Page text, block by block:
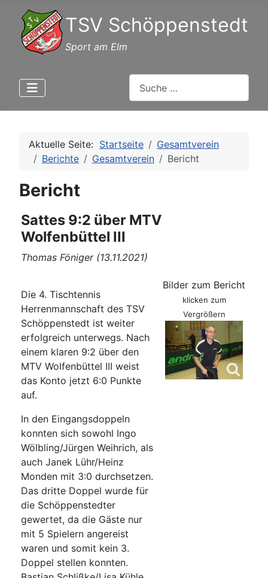
TSV Schöppenstedt
Sport am Elm
Aktuelle Seite: Startseite
Gesamtverein
Berichte
Gesamtverein Bericht
Bericht
Sattes 9:2 über MTV
Wolfenbüttel III
Thomas Föniger (13.11.2021)
Die 4. Tischtennis
Herrenmannschaft des TSV
Schöppenstedt ist weiter
erfolgreich unterwegs. Nach
einem klaren 9:2 über den
MTV Wolfenbüttel III weist
das Konto jetzt 6:0 Punkte
auf.
In den Eingangsdoppeln
konnten sich sowohl Ingo
Wölbling/Jürgen Weihrich, als
auch Janek Lühr/Heinz
Monden mit 3:0 durchsetzen.
Das dritte Doppel wurde für
die Schöppenstedter
gewertet, da die Gäste nur
mit 5 Spielern angereist
waren und somit kein 3.
Doppel stellen konnten.
Bilder zum Bericht
klicken zum
Vergrößern